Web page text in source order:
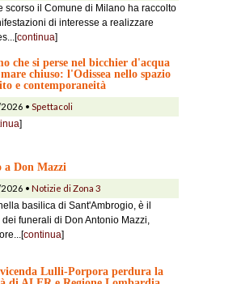
scorso il Comune di Milano ha raccolto
di interesse a realizzare
continua]
che si perse nel bicchier d'acqua
chiuso: l'Odissea nello spazio
e contemporaneità
• Spettacoli
]
a Don Mazzi
• Notizie di Zona 3
basilica di Sant'Ambrogio, è il
funerali di Don Antonio Mazzi,
continua]
Lulli-Porpora perdura la